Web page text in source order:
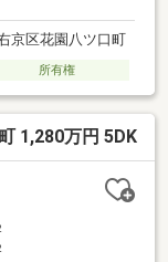
京区花園八ツ口町
所有権
1,280万円 5DK